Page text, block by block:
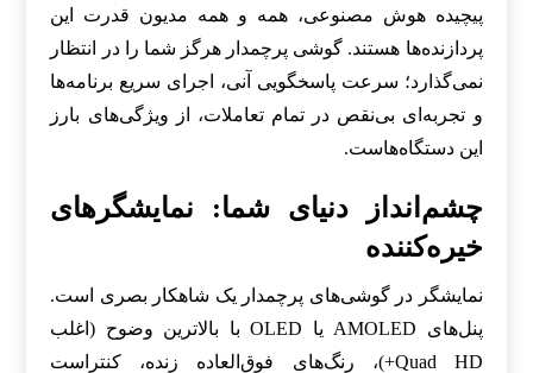
پیچیده هوش مصنوعی، همه و همه مدیون قدرت این
پردازنده‌ها هستند. گوشی پرچمدار هرگز شما را در انتظار
نمی‌گذارد؛ سرعت پاسخگویی آنی، اجرای سریع برنامه‌ها
و تجربه‌ای بی‌نقص در تمام تعاملات، از ویژگی‌های بارز
این دستگاه‌هاست.
چشم‌انداز دنیای شما: نمایشگرهای
خیره‌کننده
نمایشگر در گوشی‌های پرچمدار یک شاهکار بصری است.
پنل‌های AMOLED یا OLED با بالاترین وضوح (اغلب
Quad HD+)، رنگ‌های فوق‌العاده زنده، کنتراست